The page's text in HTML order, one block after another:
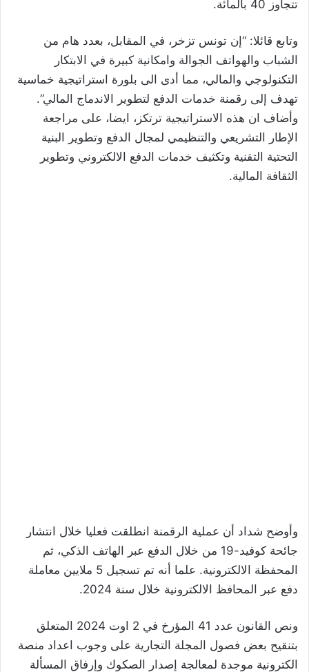
تتجاوز 40 بالمائة.
وتابع قائلا: “إن تونس تزخر، في المقابل، بعدد هام من
الشباب والهواتف الجوالة وامكانية كبيرة في الابتكار
التكنولوجي والمالي، مما أدى الى بلورة استراتيجية خماسية
تهدف إلى رقمنة خدمات الدفع لتطوير الاندماج المالي”.
وأضاف ان هذه الاستراتيجية ترتكز، ايضا، على مراجعة
الإطار التشريعي والتنظيمي لمجال الدفع وتطوير البنية
التحتية التقنية وتكثيف خدمات الدفع الالكتروني وتطوير
الثقافة المالية.
وأوضح شداد أن عملية الرقمنة انطلقت فعليا خلال انتشار
جائحة كوفيد-19 من خلال الدفع عبر الهاتف الذكي، ثم
المحفظة الالكترونية. علما أنه تم تسجيل 5 ملايين معاملة
دفع عبر المحافظ الالكترونية خلال سنة 2024.
ونص القانون عدد 41 المؤرخ في 2 اوت 2024 المتعلق
بتنقيح بعض فصول المجلة التجارية على وجوب اعداد منصة
الكترونية موجدة لمعالجة إصدار الصكوك وإرفاق المسألة